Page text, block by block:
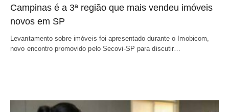
Campinas é a 3ª região que mais vendeu imóveis
novos em SP
Levantamento sobre imóveis foi apresentado durante o Imobicom,
novo encontro promovido pelo Secovi-SP para discutir…